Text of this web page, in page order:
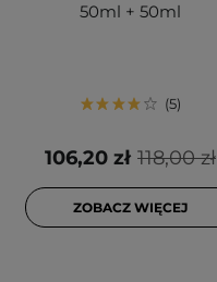
50ml + 50ml
5
118,00 zł
106,20 zł
ZOBACZ WIĘCEJ